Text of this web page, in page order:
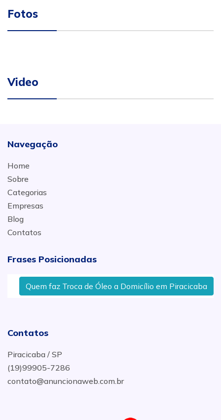
Fotos
Video
Navegação
Home
Sobre
Categorias
Empresas
Blog
Contatos
Frases Posicionadas
Quem faz Troca de Óleo a Domicílio em Piracicaba
Contatos
Piracicaba / SP
(19)99905-7286
contato@anuncionaweb.com.br